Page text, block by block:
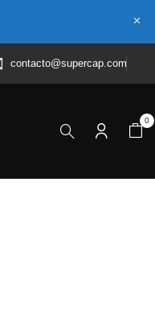
contacto@supercap.com
0